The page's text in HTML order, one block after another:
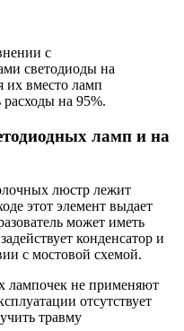
с
светодиоды на
их вместо ламп
на 95%.
ламп и на
люстр лежит
этот элемент выдает
может иметь
конденсатор и
с мостовой схемой.